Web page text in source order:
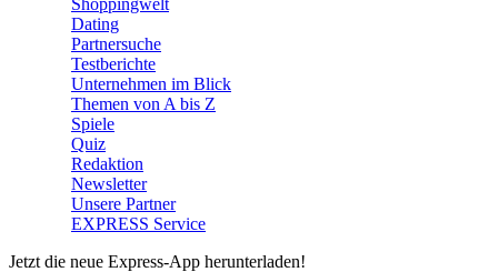
Dating
Partnersuche
Testberichte
Unternehmen im Blick
Themen von A bis Z
Spiele
Quiz
Redaktion
Newsletter
Unsere Partner
EXPRESS Service
Jetzt die neue Express-App herunterladen!